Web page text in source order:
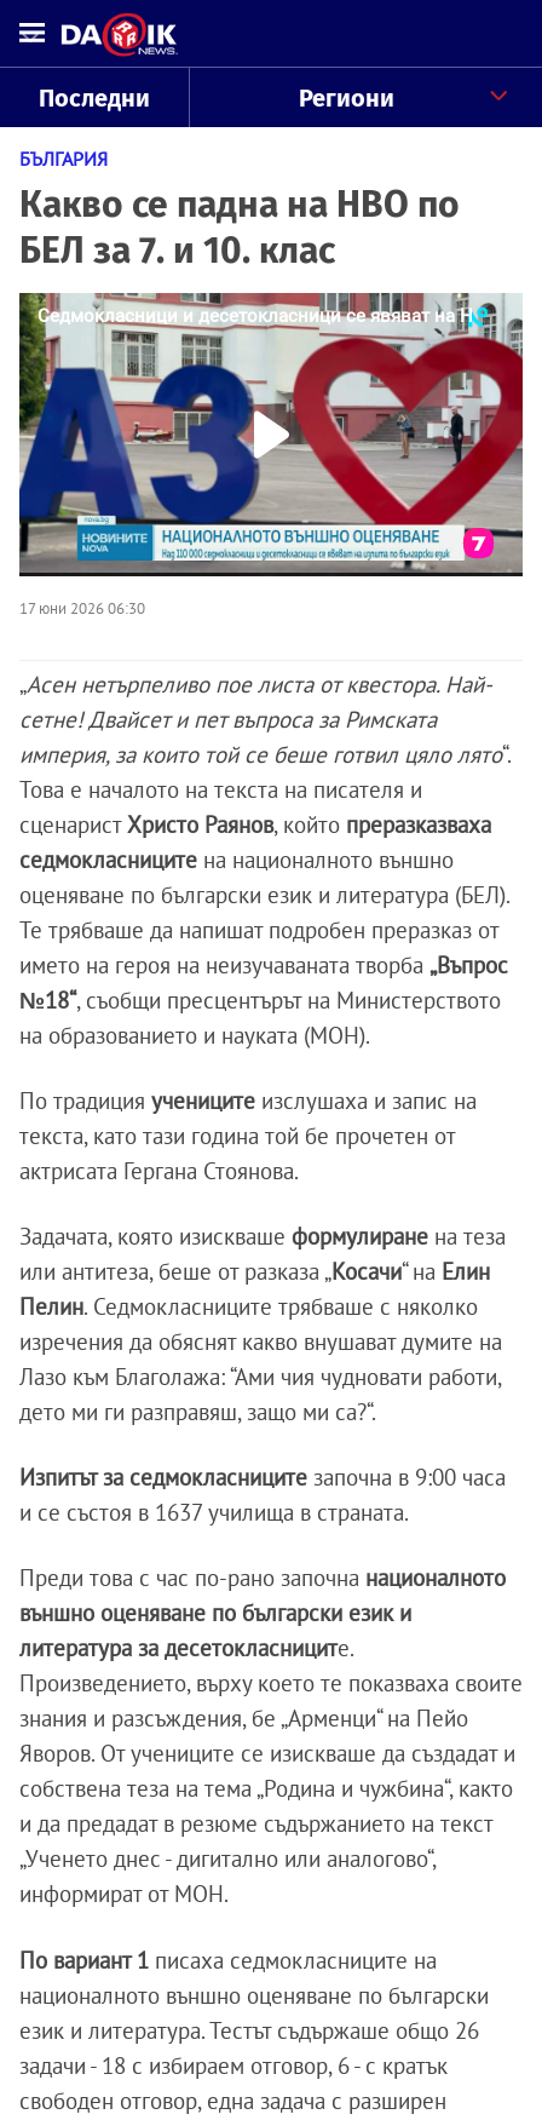
Последни Региони
БЪЛГАРИЯ
Какво се падна на НВО по
БЕЛ за 7. и 10. клас
17 юни 2026 06:30
„Асен нетърпеливо пое листа от квестора. Най-
сетне! Двайсет и пет въпроса за Римската
империя, за които той се беше готвил цяло лято“.
Това е началото на текста на писателя и
сценаристХристо Раянов, който преразказваха
седмокласниците на националното външно
оценяване по български език и литература (БЕЛ).
Те трябваше да напишат подробен преразказ от
името на героя на неизучаваната творба „Въпрос
№18“, съобщи пресцентърът на Министерството
на образованието и науката (МОН).
По традиция учениците изслушаха и запис на
текста, като тази година той бе прочетен от
актрисата Гергана Стоянова.
Задачата, която изискваше формулиране на теза
или антитеза, беше от разказа „Косачи“ на Елин
Пелин. Седмокласниците трябваше с няколко
изречения да обяснят какво внушават думите на
Лазо към Благолажа: “Ами чия чудновати работи,
дето ми ги разправяш, защо ми са?“.
Изпитът за седмокласниците започна в 9:00 часа
и се състоя в 1637 училища в страната.
Преди това с час по-рано започна националното
външно оценяване по български език и
литература за десетокласниците.
Произведението, върху което те показваха своите
знания и разсъждения, бе „Арменци“ на Пейо
Яворов. От учениците се изискваше да създадат и
собствена теза на тема „Родина и чужбина“, както
и да предадат в резюме съдържанието на текст
„Ученето днес - дигитално или аналогово“,
информират от МОН.
По вариант 1 писаха седмокласниците на
националното външно оценяване по български
език и литература. Тестът съдържаше общо 26
задачи - 18 с избираем отговор, 6 - с кратък
свободен отговор, една задача с разширен